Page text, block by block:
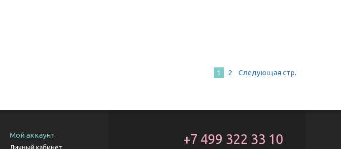
1 2 Следующая стр.
Мой аккаунт +7 499 322 33 10